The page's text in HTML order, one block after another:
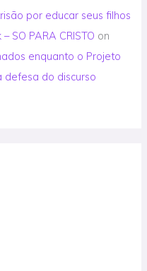
por educar seus filhos
SO PARA CRISTO on
enquanto o Projeto
do discurso